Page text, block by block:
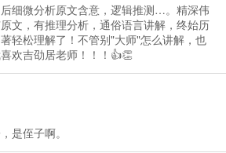
细微分析原文含意，逻辑推测…。精深伟
文，有推理分析，通俗语言讲解，终始历
轻松理解了！不管别"大师"怎么讲解，也
欢吉劭居老师！！！👍👏
是侄子啊。